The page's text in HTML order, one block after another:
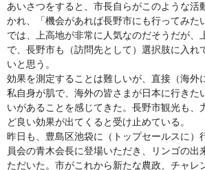
あいさつをすると、市長自らがこのような活
かれ、「機会があれば長野市にも行ってみた
では、上高地が非常に人気なのだそうだが、
で、長野市も（訪問先として）選択肢に入れ
いと思う。
効果を測定することは難しいが、直接（海外
私自身が肌で、海外の皆さまが日本に行きた
いがあることを感じてきた。長野市観光も、
ど良い効果が出てくると受け止めている。
昨日も、豊島区池袋に（トップセールスに）
員会の青木会長に登場いただき、リンゴの出
ただいた。市がこれから新たな農政、チャレ